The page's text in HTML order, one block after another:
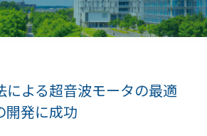
による超音波モータの最適
開発に成功